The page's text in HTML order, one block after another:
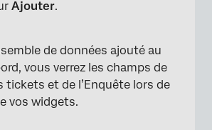
Ajouter.
de données ajouté au
vous verrez les champs de
tickets et de l’Enquête lors de
vos widgets.